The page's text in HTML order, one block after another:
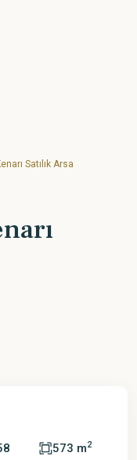
Satılık Arsa
573 m2